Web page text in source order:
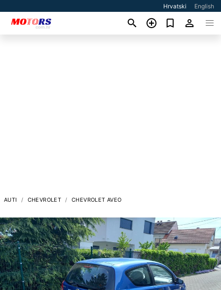
Hrvatski English
AUTI CHEVROLET CHEVROLET AVEO